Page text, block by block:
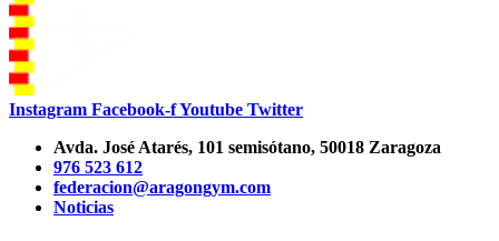
Instagram Facebook-fYoutube Twitter
Avda. José Atarés, 101 semisótano, 50018 Zaragoza
976 523 612
federacion@aragongym.com
Noticias